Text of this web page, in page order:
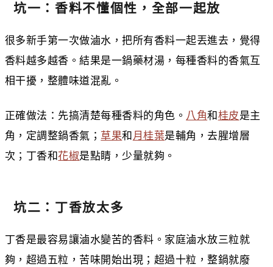
坑一：香料不懂個性，全部一起放
很多新手第一次做滷水，把所有香料一起丟進去，覺得
香料越多越香。結果是一鍋藥材湯，每種香料的香氣互
相干擾，整體味道混亂。
正確做法：先搞清楚每種香料的角色。 八角和 桂皮是主
角，定調整鍋香氣； 草果和 月桂葉是輔角，去腥增層
次；丁香和花椒是點睛，少量就夠。
坑二：丁香放太多
丁香是最容易讓滷水變苦的香料。家庭滷水放三粒就
夠，超過五粒，苦味開始出現；超過十粒，整鍋就廢